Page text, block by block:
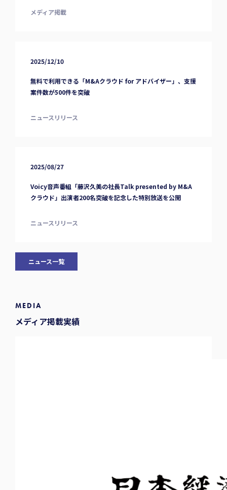
メディア掲載
2025/12/10
無料で利用できる「M&Aクラウド for アドバイザー」、支援
案件数が500件を突破
ニュースリリース
2025/08/27
Voicy音声番組「藤沢久美の社長Talk presented by M&A
クラウド」出演者200名突破を記念した特別放送を公開
ニュースリリース
ニュース一覧
MEDIA
メディア掲載実績